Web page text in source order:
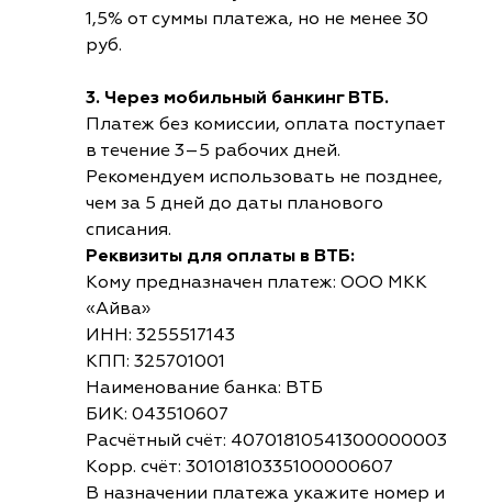
1,5% от суммы платежа, но не менее 30
руб.
3. Через мобильный банкинг ВТБ.
Платеж без комиссии, оплата поступает
в течение 3–5 рабочих дней.
Рекомендуем использовать не позднее,
чем за 5 дней до даты планового
списания.
Реквизиты для оплаты в ВТБ:
Кому предназначен платеж: ООО МКК
«Айва»
ИНН: 3255517143
КПП: 325701001
Наименование банка: ВТБ
БИК: 043510607
Расчётный счёт: 40701810541300000003
Корр. счёт: 30101810335100000607
В назначении платежа укажите номер и